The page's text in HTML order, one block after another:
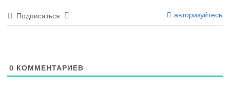
Подписаться авторизуйтесь
0 КОММЕНТАРИЕВ